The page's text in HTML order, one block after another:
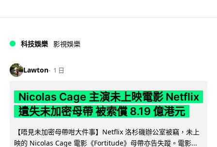
科技娛樂 影視娛樂
Lawton 1 日
Nicolas Cage 主演未上映電影 Netflix
遺失未加密母帶 被索償 8.19 億港元
【唔見未加密母帶咁大件事】Netflix 洛杉磯辦公室被竊，未上
映的 Nicolas Cage 電影《Fortitude》母帶亦告失蹤。電影...